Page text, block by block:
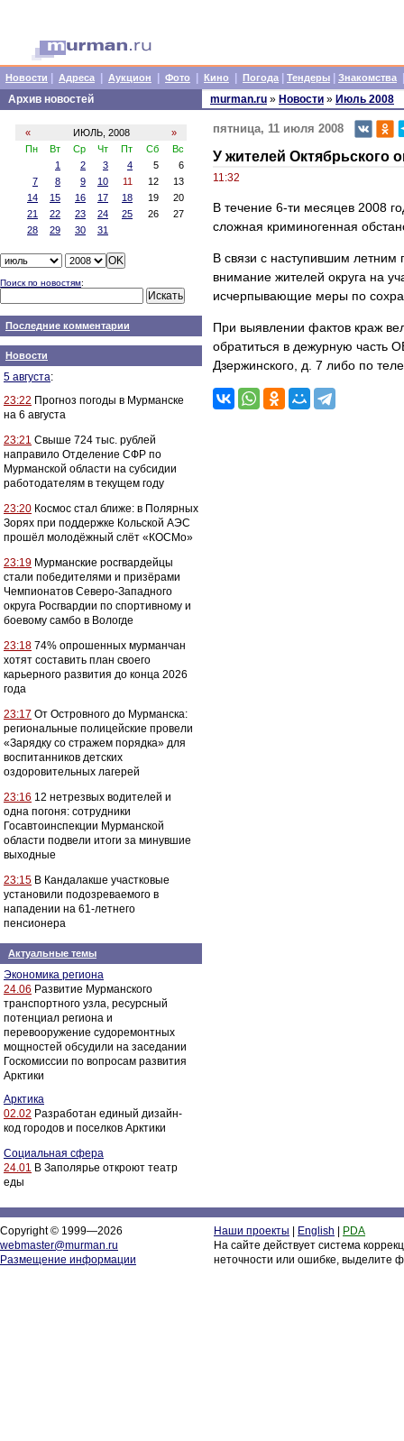
Новости Адреса Аукцион Фото Кино Погода Тендеры Знакомства
Архив новостей
« ИЮЛЬ, 2008
»
Пн
Вт Ср Чт Пт Сб
Вс
1
2 3 4 5
6
7
8 9 10 11 12
13
14
15 16 17 18 19
20
21
22 23 24 25 26
27
28
29 30 31
Поиск по новостям:
Последние комментарии
Новости
5 августа:
23:22 Прогноз погоды в Мурманске
на 6 августа
23:21 Свыше 724 тыс. рублей
направило Отделение СФР по
Мурманской области на субсидии
работодателям в текущем году
23:20 Космос стал ближе: в Полярных
Зорях при поддержке Кольской АЭС
прошёл молодёжный слёт «КОСМо»
23:19 Мурманские росгвардейцы
стали победителями и призёрами
Чемпионатов Северо-Западного
округа Росгвардии по спортивному и
боевому самбо в Вологде
23:18 74% опрошенных мурманчан
хотят составить план своего
карьерного развития до конца 2026
года
23:17 От Островного до Мурманска:
региональные полицейские провели
«Зарядку со стражем порядка» для
воспитанников детских
оздоровительных лагерей
23:16 12 нетрезвых водителей и
одна погоня: сотрудники
Госавтоинспекции Мурманской
области подвели итоги за минувшие
выходные
23:15 В Кандалакше участковые
установили подозреваемого в
нападении на 61-летнего
пенсионера
Актуальные темы
Экономика региона
24.06 Развитие Мурманского
транспортного узла, ресурсный
потенциал региона и
перевооружение судоремонтных
мощностей обсудили на заседании
Госкомиссии по вопросам развития
Арктики
Арктика
02.02 Разработан единый дизайн-
код городов и поселков Арктики
Социальная сфера
24.01 В Заполярье откроют театр
еды
murman.ru » Новости » Июль 2008
пятница, 11 июля 2008
У жителей Октябрьского
11:32
В течение 6-ти месяцев 2008
сложная криминогенная
В связи с наступившим
внимание жителей округа на
исчерпывающие меры по
При выявлении фактов краж
обратиться в дежурную часть
Дзержинского, д. 7 либо по
Copyright © 1999—2026
webmaster@murman.ru
Размещение информации
Наши проекты English
PDA
На сайте действует система
неточности или ошибке, выделите